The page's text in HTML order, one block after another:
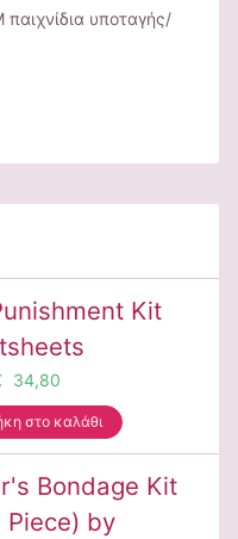
παιχνίδια υποταγής/
Kit
34,80
στο καλάθι
Bondage Kit
Piece) by